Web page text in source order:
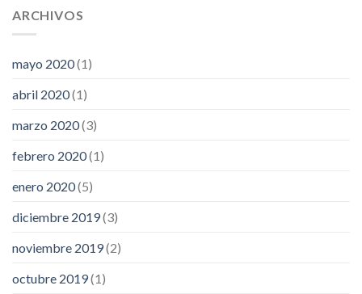
ARCHIVOS
mayo 2020(1)
abril 2020(1)
marzo 2020(3)
febrero 2020(1)
enero 2020(5)
diciembre 2019(3)
noviembre 2019(2)
octubre 2019(1)